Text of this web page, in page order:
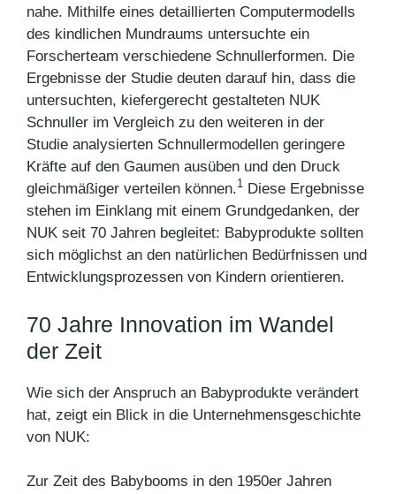
nahe. Mithilfe eines detaillierten Computermodells
des kindlichen Mundraums untersuchte ein
Forscherteam verschiedene Schnullerformen. Die
Ergebnisse der Studie deuten darauf hin, dass die
untersuchten, kiefergerecht gestalteten NUK
Schnuller im Vergleich zu den weiteren in der
Studie analysierten Schnullermodellen geringere
Kräfte auf den Gaumen ausüben und den Druck
gleichmäßiger verteilen können.1 Diese Ergebnisse
stehen im Einklang mit einem Grundgedanken, der
NUK seit 70 Jahren begleitet: Babyprodukte sollten
sich möglichst an den natürlichen Bedürfnissen und
Entwicklungsprozessen von Kindern orientieren.
70 Jahre Innovation im Wandel
der Zeit
Wie sich der Anspruch an Babyprodukte verändert
hat, zeigt ein Blick in die Unternehmensgeschichte
von NUK:
Zur Zeit des Babybooms in den 1950er Jahren